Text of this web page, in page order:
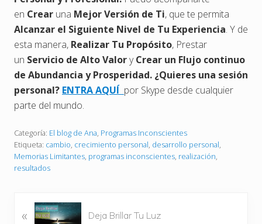
en Crear una Mejor Versión de Ti, que te permita
Alcanzar el Siguiente Nivel de Tu Experiencia. Y de
esta manera, Realizar Tu Propósito, Prestar
un Servicio de Alto ValoryCrear un Flujo continuo
de Abundancia y Prosperidad. ¿Quieres una sesión
personal? ENTRA AQUÍ por Skype desde cualquier
parte del mundo.
Categoría: El blog de Ana, Programas Inconscientes
Etiqueta: cambio, crecimiento personal, desarrollo personal,
Memorias Limitantes, programas inconscientes, realización,
resultados
« Deja Brillar Tu Luz